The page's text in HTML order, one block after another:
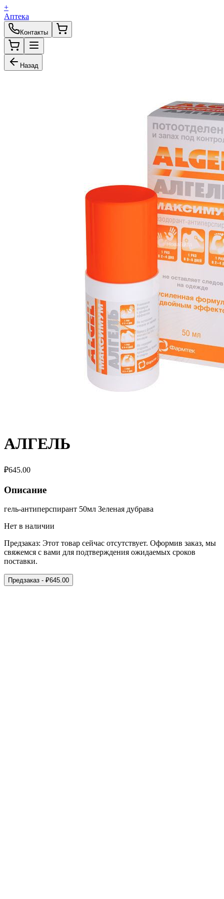
+
Аптека
Контакты
Назад
АЛГЕЛЬ
₽645.00
Описание
гель-антиперспирант 50мл Зеленая дубрава
Нет в наличии
Предзаказ: Этот товар сейчас отсутствует. Оформив заказ, мы
свяжемся с вами для подтверждения ожидаемых сроков
поставки.
Предзаказ - ₽645.00